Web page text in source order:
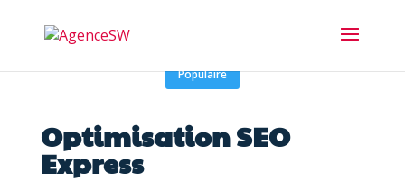
Optimisation SEO
Express